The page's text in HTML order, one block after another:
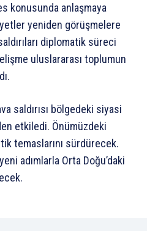
konusunda anlaşmaya
yeniden görüşmelere
diplomatik süreci
uluslararası toplumun
saldırısı bölgedeki siyasi
etkiledi. Önümüzdeki
temaslarını sürdürecek.
adımlarla Orta Doğu’daki